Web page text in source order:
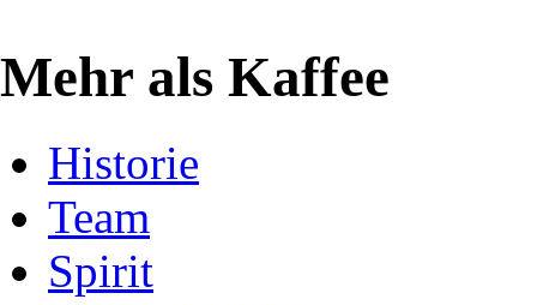
Mehr als Kaffee
Historie
Team
Spirit